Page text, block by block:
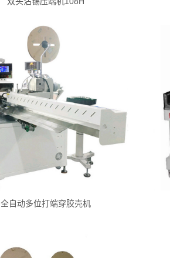
全自动多位打端穿胶壳机